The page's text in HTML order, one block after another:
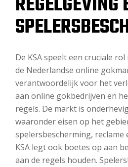
De KSA speelt een cruciale
de Nederlandse online
verantwoordelijk voor het
aan online gokbedrijven en
regels. De markt is
waaronder eisen op het
spelersbescherming, reclame
KSA legt ook boetes op aan
aan de regels houden.